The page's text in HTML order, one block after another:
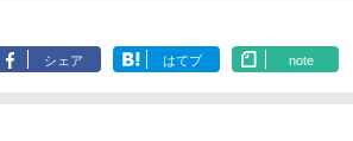
シェア はてブ note